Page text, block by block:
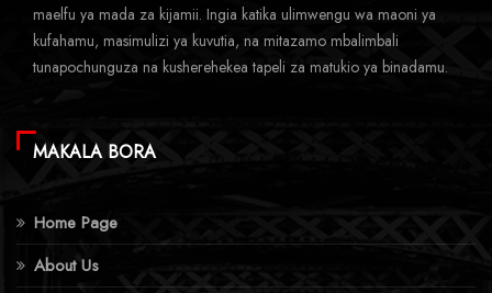
maelfu ya mada za kijamii. Ingia katika ulimwengu wa maoni ya
kufahamu, masimulizi ya kuvutia, na mitazamo mbalimbali
tunapochunguza na kusherehekea tapeli za matukio ya binadamu.
MAKALA BORA
Home Page
About Us